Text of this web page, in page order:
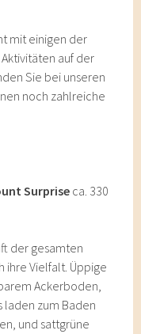
mit einigen der
auf der
Sie bei unseren
noch zahlreiche
Surprise ca. 330
der gesamten
ihre Vielfalt. Üppige
Ackerboden,
laden zum Baden
und sattgrüne